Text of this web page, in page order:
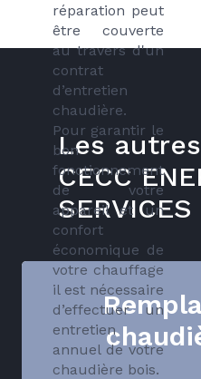
réparation peut
être couverte
au travers d'un
contrat
d’entretien
chaudière.
Pour garantir le
bon
fonctionnement
de votre
appareil et un
confort
économique de
votre chauffage
il est nécessaire
d’effectuer un
entretien
annuel de votre
chaudière bois.
Les
CECC